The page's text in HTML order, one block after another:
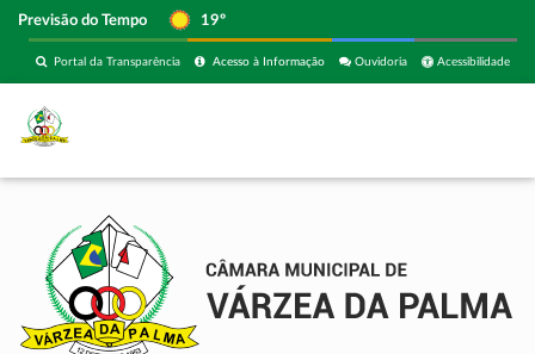
Previsão do Tempo 19º
Acessibilidade
Ouvidoria
Acesso à Informação
Portal da Transparência